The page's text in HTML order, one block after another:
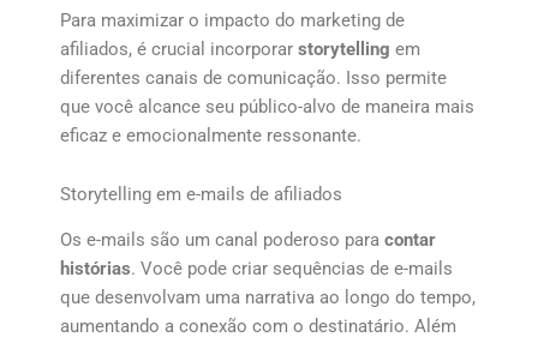
Para maximizar o impacto do marketing de
afiliados, é crucial incorporar storytelling em
diferentes canais de comunicação. Isso permite
que você alcance seu público-alvo de maneira mais
eficaz e emocionalmente ressonante.
Storytelling em e-mails de afiliados
Os e-mails são um canal poderoso para contar
histórias. Você pode criar sequências de e-mails
que desenvolvam uma narrativa ao longo do tempo,
aumentando a conexão com o destinatário. Além